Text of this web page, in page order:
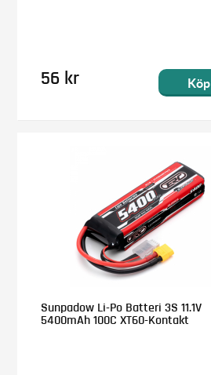
56 kr Köp
Sunpadow Li-Po Batteri 3S 11.1V
5400mAh 100C XT60-Kontakt